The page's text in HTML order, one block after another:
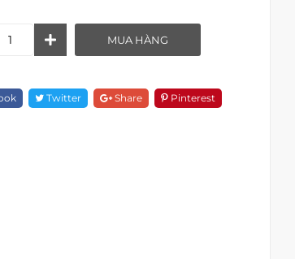
MUA HÀNG
Twitter Share Pinterest